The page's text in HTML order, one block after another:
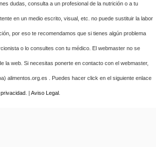
dudas, consulta a un profesional de la nutrición o a tu
en un medio escrito, visual, etc. no puede sustituir la labor
por eso te recomendamos que si tienes algún problema
o lo consultes con tu médico. El webmaster no se
la web. Si necesitas ponerte en contacto con el webmaster,
alimentos.org.es . Puedes hacer click en el siguiente enlace
. | Aviso Legal